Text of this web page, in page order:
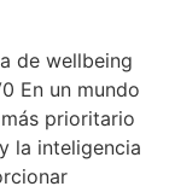
de wellbeing
En un mundo
prioritario
la inteligencia